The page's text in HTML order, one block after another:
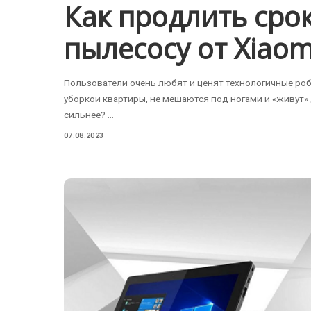
Как продлить
пылесосу от
Пользователи очень любят и ценят технологичные
уборкой квартиры, не мешаются под ногами и
сильнее?
07.08.2023